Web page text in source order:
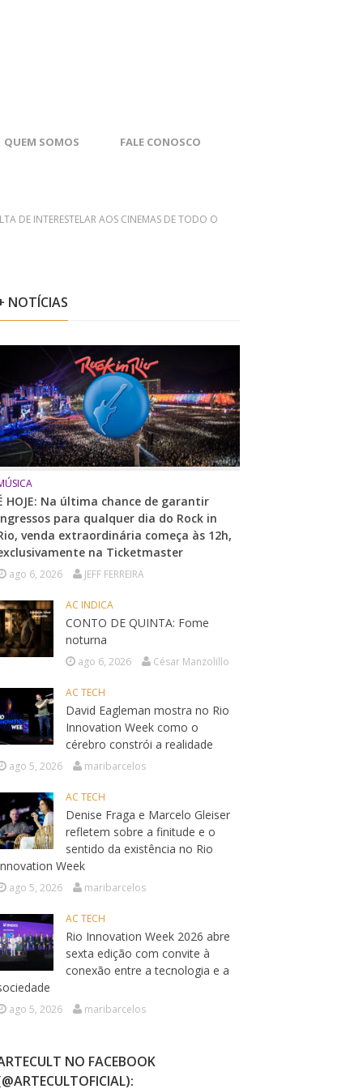
QUEM SOMOS FALE CONOSCO
DE INTERESTELAR AOS CINEMAS DE TODO O
NOTÍCIAS
HOJE: Na última chance de garantir
para qualquer dia do Rock in
venda extraordinária começa às 12h,
na Ticketmaster
ago 6, 2026 JEFF FERREIRA
AC INDICA
CONTO DE QUINTA: Fome
noturna
ago 6, 2026 César Manzolillo
AC TECH
David Eagleman mostra no Rio
Innovation Week como o
cérebro constrói a realidade
ago 5, 2026 maribarcelos
AC TECH
Denise Fraga e Marcelo Gleiser
refletem sobre a finitude e o
sentido da existência no Rio
Week
ago 5, 2026 maribarcelos
AC TECH
Rio Innovation Week 2026 abre
sexta edição com convite à
conexão entre a tecnologia e a
ago 5, 2026 maribarcelos
NO FACEBOOK